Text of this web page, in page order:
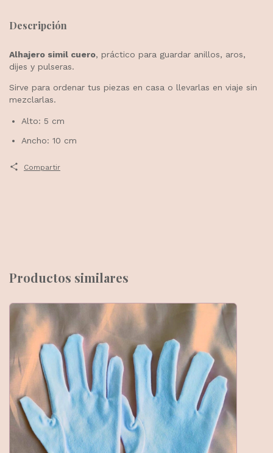
Descripción
Alhajero simil cuero, práctico para guardar anillos, aros,
dijes y pulseras.
Sirve para ordenar tus piezas en casa o llevarlas en viaje sin
mezclarlas.
Alto: 5 cm
Ancho: 10 cm
Compartir
Productos similares